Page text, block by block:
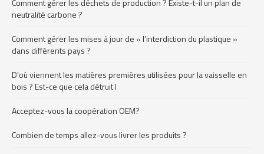
Comment gérer les déchets de production ? Existe-t-il un plan de
neutralité carbone ?
Comment gérer les mises à jour de « l’interdiction du plastique »
dans différents pays ?
D'où viennent les matières premières utilisées pour la vaisselle en
bois ? Est-ce que cela détruit l
Acceptez-vous la coopération OEM?
Combien de temps allez-vous livrer les produits ?